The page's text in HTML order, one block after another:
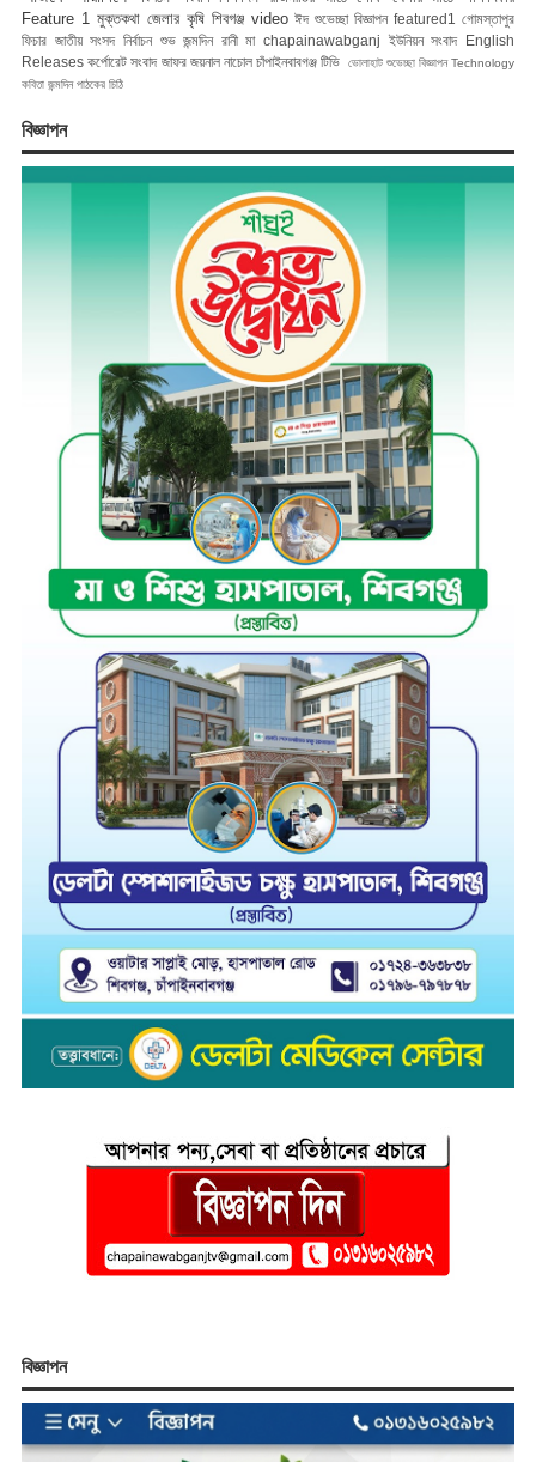
Feature 1 মুক্তকথা জেলার কৃষি শিবগঞ্জ video ঈদ শুভেচ্ছা বিজ্ঞাপন featured1
গোমস্তাপুর
ফিচার জাতীয় সংসদ নির্বাচন শুভ জন্মদিন রানী মা chapainawabganj ইউনিয়ন সংবাদ
English
Releases কর্পোরেট সংবাদ জাফর জয়নাল নাচোল চাঁপাইনবাবগঞ্জ টিভি ভোলাহাট শুভেচ্ছা বিজ্ঞাপন Technology
কবিতা জন্মদিন পাঠকের চিঠি
বিজ্ঞাপন
বিজ্ঞাপন